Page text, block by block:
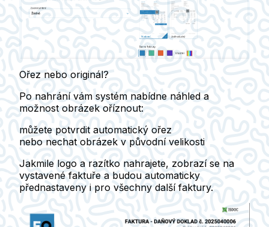
Ořez nebo originál?
Po nahrání vám systém nabídne náhled a
možnost obrázek oříznout:
můžete potvrdit automatický ořez
nebo nechat obrázek v původní velikosti
Jakmile logo a razítko nahrajete, zobrazí se na
vystavené faktuře a budou automaticky
přednastaveny i pro všechny další faktury.